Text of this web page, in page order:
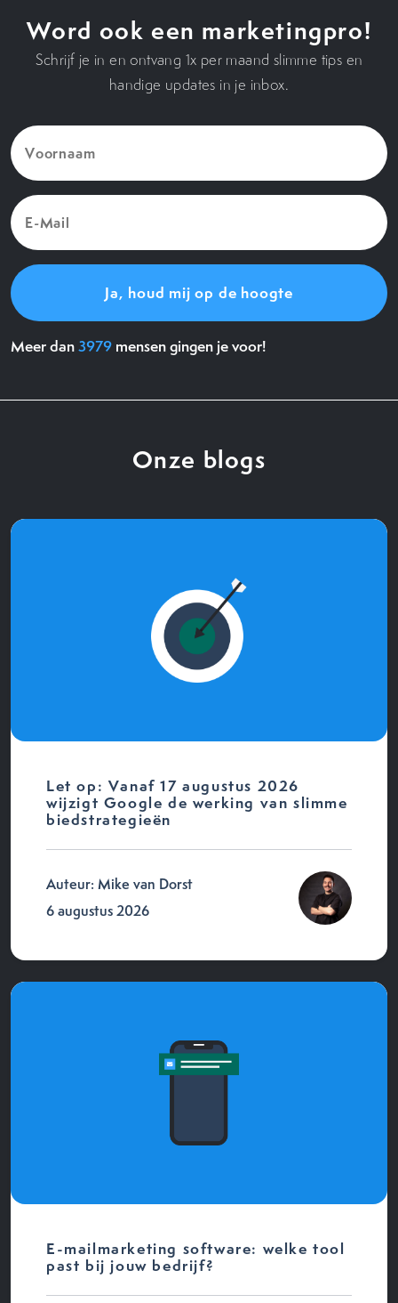
Word ook een marketingpro!
Schrijf je in en ontvang 1x per maand slimme tips en
handige updates in je inbox.
Voornaam
(Vereist)
E-
Mail
(Vereist)
Meer dan3979 mensen gingen je voor!
Onze blogs
Let op: Vanaf 17 augustus 2026
wijzigt Google de werking van slimme
biedstrategieën
Auteur: Mike van Dorst
6 augustus 2026
E-mailmarketing software: welke tool
past bij jouw bedrijf?